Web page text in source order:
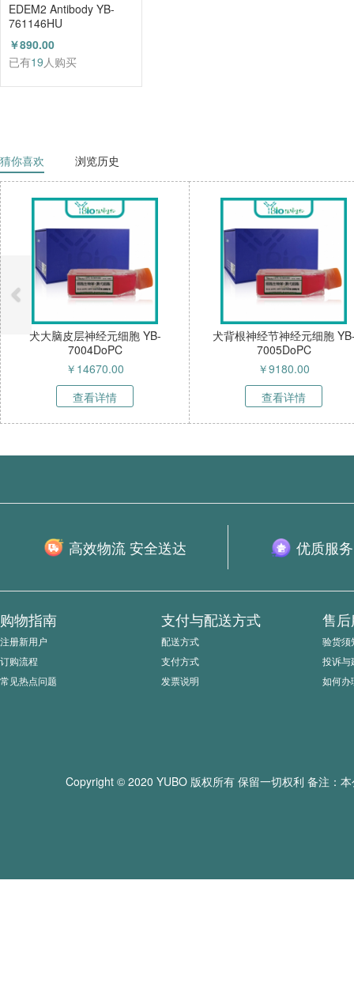
EDEM2 Antibody YB-
761146HU
￥890.00
已有19人购买
猜你喜欢 浏览历史
犬大脑皮层神经元细胞 YB-
7004DoPC
￥ 14670.00
查看详情
犬背根神经节神经元细胞
7005DoPC
￥9180.00
查看详情
高效物流 安全送达 优质服
购物指南
注册新用户
订购流程
常见热点问题
支付与配送方式
配送方式
支付方式
发票说明
售
验货须
投诉与
如何办
Copyright © 2020 YUBO 版权所有 保留一切权利 备注：